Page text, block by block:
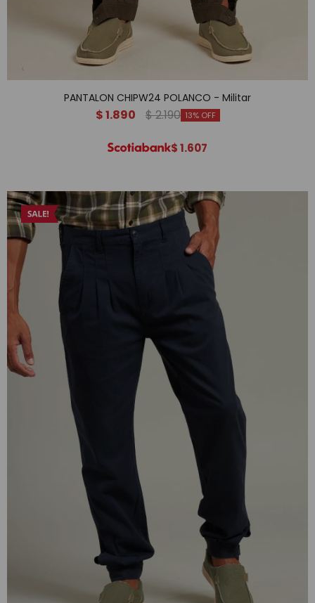
PANTALON CHIPW24 POLANCO - Militar
$1.890 $2.190 13
$1.607